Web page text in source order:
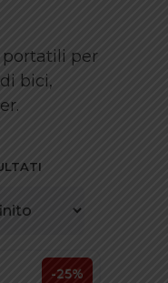
per
bici,
-25%